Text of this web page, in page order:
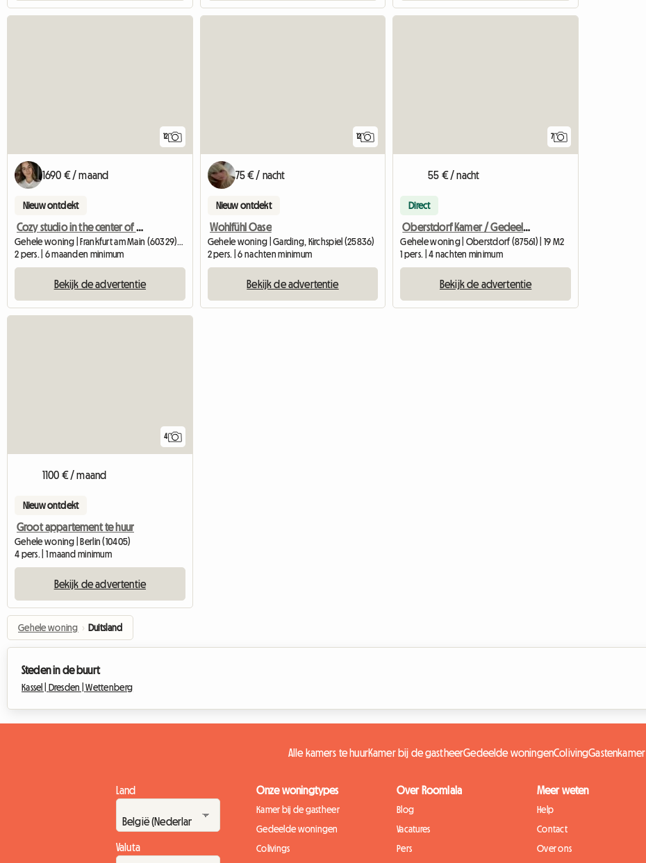
12
1690 € / maand
Nieuw ontdekt
Cozy studio in the center of Frankfurt am Main
Gehele woning | Frankfurt am Main (60329) | 43 M2
2 pers. | 6 maanden minimum
Bekijk de advertentie
12
75 € / nacht
Nieuw ontdekt
Wohlfühl Oase
Gehele woning | Garding, Kirchspiel (25836)
2 pers. | 6 nachten minimum
Bekijk de advertentie
7
55 € / nacht
Direct
Oberstdorf Kamer / Gedeeld Appartement
Gehele woning | Oberstdorf (87561) | 19 M2
1 pers. | 4 nachten minimum
Bekijk de advertentie
4
1100 € / maand
Nieuw ontdekt
Groot appartement te huur
Gehele woning | Berlin (10405)
4 pers. | 1 maand minimum
Bekijk de advertentie
Gehele woning › Duitsland
Steden in de buurt
Kassel | Dresden |Wettenberg
Alle kamers te huurKamer bij de gastheerGedeelde woningenColivingGastenkamer
Land
Valuta
Onze woningtypes
Kamer bij de gastheer
Gedeelde woningen
Colivings
Over Roomlala
Blog
Vacatures
Pers
Meer weten
Help
Contact
Over ons